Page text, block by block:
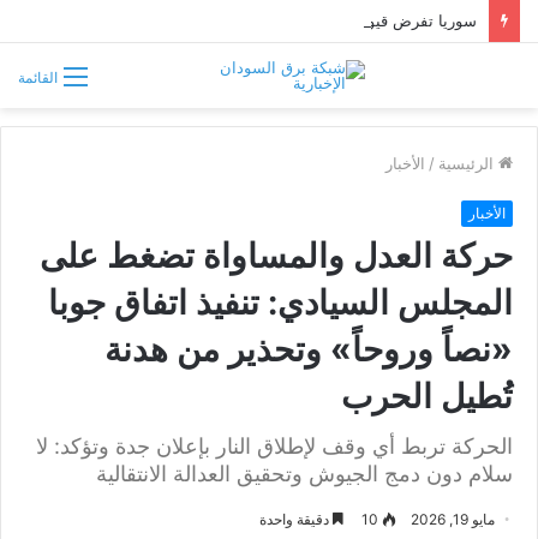
القائمة
الرئيسية / الأخبار
الأخبار
حركة العدل والمساواة تضغط على
المجلس السيادي: تنفيذ اتفاق جوبا
«نصاً وروحاً» وتحذير من هدنة
تُطيل الحرب
الحركة تربط أي وقف لإطلاق النار بإعلان جدة وتؤكد: لا
سلام دون دمج الجيوش وتحقيق العدالة الانتقالية
مايو 19, 2026 10 دقيقة واحدة